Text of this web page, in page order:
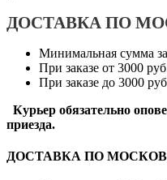
ДОСТАВКА ПО
Минимальная сумма
При заказе от 3000
При заказе до 3000
Курьер обязательно
приезда.
ДОСТАВКА ПО